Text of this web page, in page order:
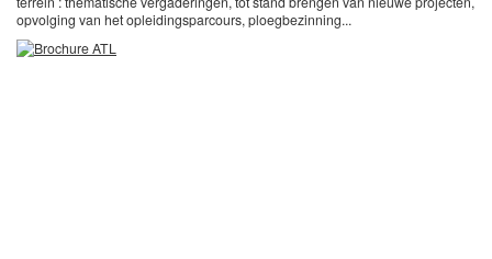
opvolging van het opleidingsparcours, ploegbezinning...